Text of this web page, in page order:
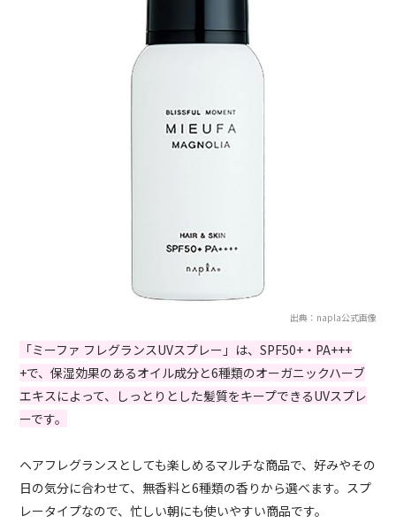
出典：napla公式画像
「ミーファ フレグランスUVスプレー」は、SPF50+・PA+++
+で、保湿効果のあるオイル成分と6種類のオーガニックハーブ
エキスによって、しっとりとした髪質をキープできるUVスプレ
ーです。
ヘアフレグランスとしても楽しめるマルチな商品で、好みやその
日の気分に合わせて、無香料と6種類の香りから選べます。スプ
レータイプなので、忙しい朝にも使いやすい商品です。